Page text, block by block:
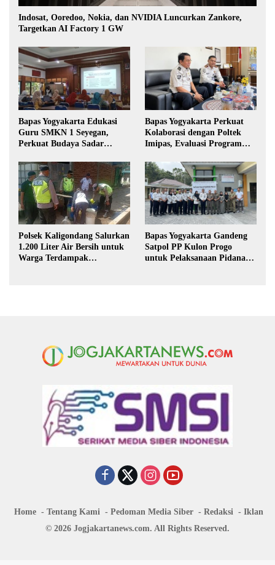
Indosat, Ooredoo, Nokia, dan NVIDIA Luncurkan Zankore,
Targetkan AI Factory 1 GW
Bapas Yogyakarta Edukasi
Guru SMKN 1 Seyegan,
Perkuat Budaya Sadar
Bapas Yogyakarta Perkuat
Kolaborasi dengan Poltek
Imipas, Evaluasi Program
Polsek Kaligondang Salurkan
1.200 Liter Air Bersih untuk
Warga Terdampak
Bapas Yogyakarta Gandeng
Satpol PP Kulon Progo
untuk Pelaksanaan Pidana
Home Tentang Kami Pedoman Media Siber Redaksi
Iklan
© 2026 Jogjakartanews.com. All Rights Reserved.